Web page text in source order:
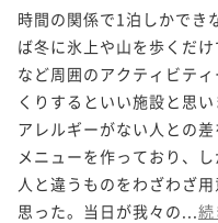
時間の関係で1泊しかでき
ば冬に氷上や山を歩くだ
など周囲のアクティビテ
くりするといい施設と思
アレルギーがない人との
メニューを作っており、
人と違うものをわざわざ
思った。当日が我々の... 続